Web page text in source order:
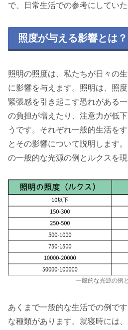
で、日常生活での参考にしていた
照度が与える影響とは？
照明の照度は、私たちが日々の
に影響を与えます。照明は、照
緊張感を引き起こす恐れがある
の負担が増えたり、注意力が低
うです。それぞれ一般的生活を
とその影響について説明します
の一般的な光源の例とルクスを現
一般的な光源の例
あくまで一般的な生活での例で
な種類があります。就寝時には